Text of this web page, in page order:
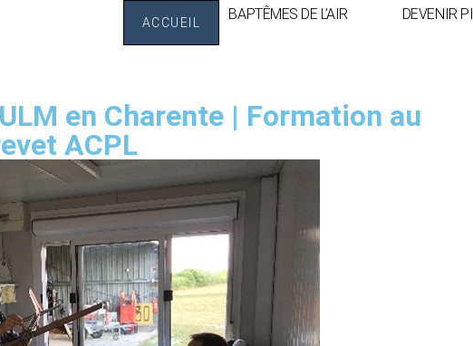
BAPTÊMES DE L’AIR DEVENIR
ACCUEIL
ULM en Charente
en Charente | Formation au
ACPL